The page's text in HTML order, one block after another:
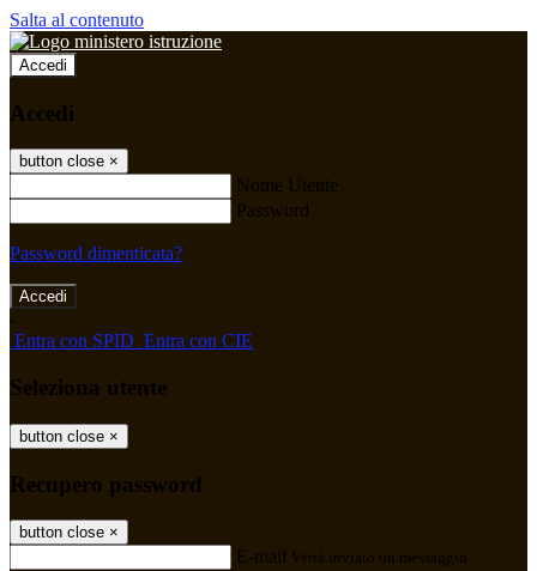
Salta al contenuto
Accedi
Accedi
button close ×
Nome Utente
Password
Password dimenticata?
-
Entra con SPID Entra con CIE
Seleziona utente
button close ×
Recupero password
button close ×
E-mail Verrà inviato un messaggio